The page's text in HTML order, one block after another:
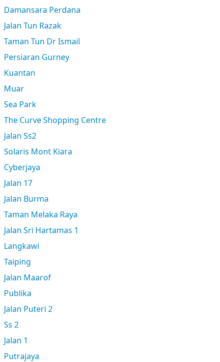
Damansara Perdana
Jalan Tun Razak
Taman Tun Dr Ismail
Persiaran Gurney
Kuantan
Muar
Sea Park
The Curve Shopping Centre
Jalan Ss2
Solaris Mont Kiara
Cyberjaya
Jalan 17
Jalan Burma
Taman Melaka Raya
Jalan Sri Hartamas 1
Langkawi
Taiping
Jalan Maarof
Publika
Jalan Puteri 2
Ss 2
Jalan 1
Putrajaya